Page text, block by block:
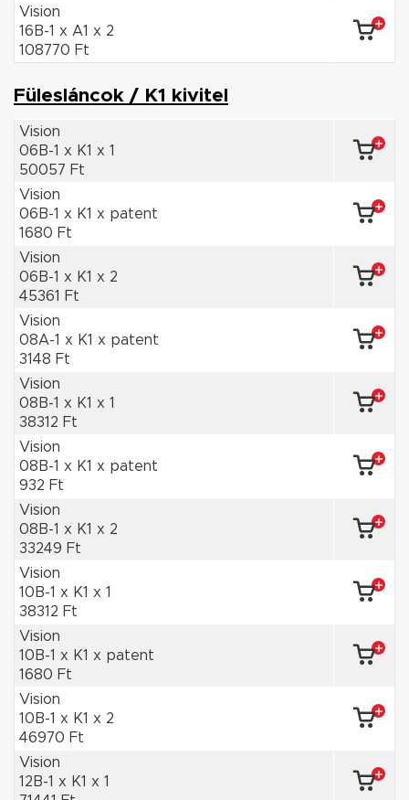
Vision
16B-1 x A1 x 2
108770 Ft
Fülesláncok / K1 kivitel
Vision
06B-1 x K1 x 1
50057 Ft
Vision
06B-1 x K1 x patent
1680 Ft
Vision
06B-1 x K1 x 2
45361 Ft
Vision
08A-1 x K1 x patent
3148 Ft
Vision
08B-1 x K1 x 1
38312 Ft
Vision
08B-1 x K1 x patent
932 Ft
Vision
08B-1 x K1 x 2
33249 Ft
Vision
10B-1 x K1 x 1
38312 Ft
Vision
10B-1 x K1 x patent
1680 Ft
Vision
10B-1 x K1 x 2
46970 Ft
Vision
12B-1 x K1 x 1